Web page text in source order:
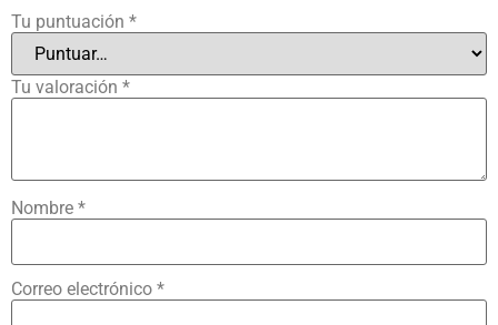
Tu puntuación *
Tu valoración *
Nombre *
Correo electrónico *